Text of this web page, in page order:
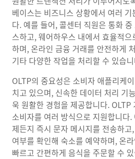
베이스는 비즈니스 상황에서 여러
다. 예를 들어, 콜센터 직원은 통화
스하고, 웨어하우스 내에서 효율적
하며, 온라인 금융 거래를 안전하게
기타 다양한 작업을 처리할 수 있습
OLTP의 중요성은 소비자 애플리케
치고 있으며, 신속한 데이터 처리 기
욱 원활한 경험을 제공합니다. OLTP
소비자를 여러 방식으로 지원합니다
제든지 즉시 문자 메시지를 전송하
여부를 확인해 숙소를 예약하며, 온
빠르고 간편하게 음식을 주문할 수